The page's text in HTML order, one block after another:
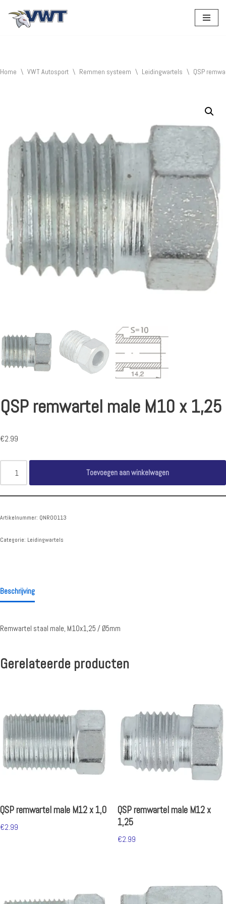
Home \ VWT Autosport \ Remmen systeem \ Leidingwartels \ QSP
QSP remwartel male M10 x 1,25
€2.99
Toevoegen aan winkelwagen
Artikelnummer: QNR00113
Categorie: Leidingwartels
Beschrijving
Remwartel staal male, M10x1,25 / Ø5mm
Gerelateerde producten
QSP remwartel male M12 x 1,0
€2.99
QSP remwartel male M12 x
1,25
€2.99